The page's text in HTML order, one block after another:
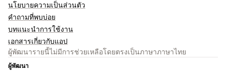
นโยบายความเป็นส่วนตัว
คำถามที่พบบ่อย
บทแนะนำการใช้งาน
เอกสารเกี่ยวกับแอป
ผู้พัฒนารายนี้ไม่มีการช่วยเหลือโดยตรงเป็นภาษาภาษาไทย
ผู้พัฒนา